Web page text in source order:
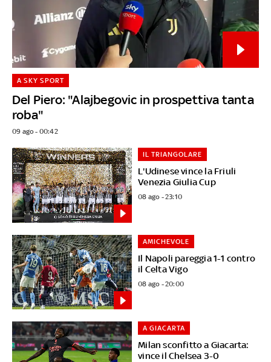
Del Piero: "Alajbegovic in prospettiva tanta
roba"
A SKY SPORT
09 ago - 00:42
L'Udinese vince la Friuli
Venezia Giulia Cup
IL TRIANGOLARE
08 ago - 23:10
Il Napoli pareggia 1-1 contro
il Celta Vigo
AMICHEVOLE
08 ago - 20:00
Milan sconfitto a Giacarta:
vince il Chelsea 3-0
A GIACARTA